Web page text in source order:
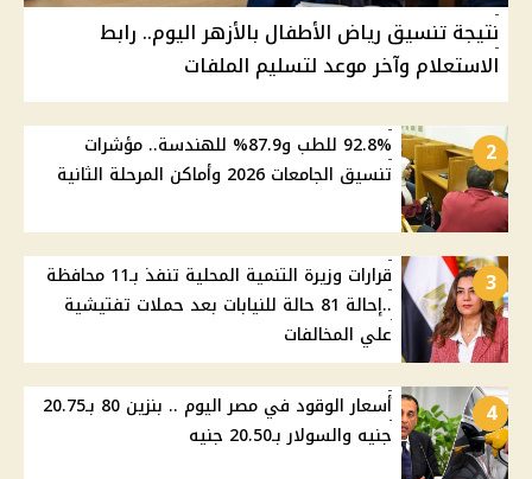
نتيجة تنسيق رياض الأطفال بالأزهر اليوم.. رابط
الاستعلام وآخر موعد لتسليم الملفات
2
92.8% للطب و87.9% للهندسة.. مؤشرات
تنسيق الجامعات 2026 وأماكن المرحلة الثانية
3
قرارات وزيرة التنمية المحلية تنفذ بـ11 محافظة
..إحالة 81 حالة للنيابات بعد حملات تفتيشية
علي المخالفات
4
أسعار الوقود في مصر اليوم .. بنزين 80 بـ20.75
جنيه والسولار بـ20.50 جنيه